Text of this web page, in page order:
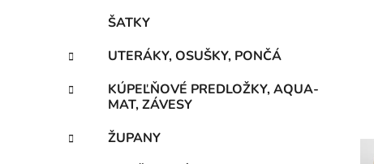
ŠATKY
UTERÁKY, OSUŠKY, PONČÁ
KÚPEĽŇOVÉ PREDLOŽKY, AQUA-
MAT, ZÁVESY
ŽUPANY